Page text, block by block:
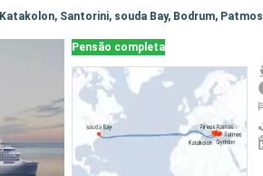
Santorini, souda Bay, Bodrum, Patmos
Pensão completa